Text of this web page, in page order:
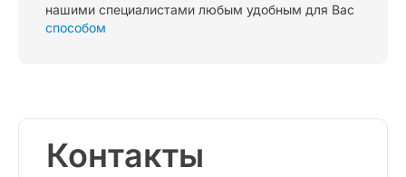
нашими специалистами любым удобным для Вас
способом
Контакты